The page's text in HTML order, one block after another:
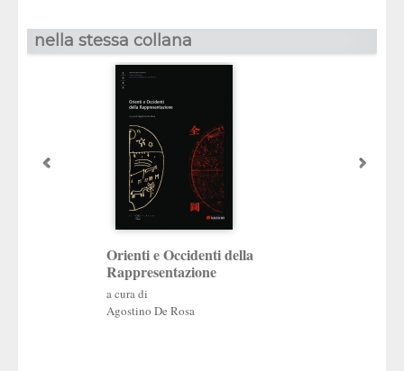
nella stessa collana
Orienti e Occidenti della
Rappresentazione
a cura di
Agostino De Rosa